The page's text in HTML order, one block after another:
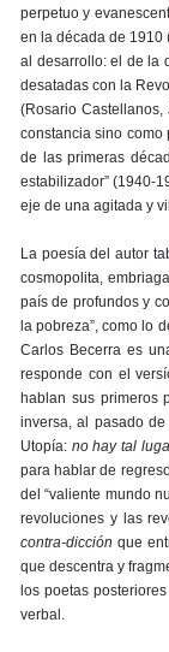
perpetuo y
en la década de 1910
al desarrollo: el de la
desatadas con la
(Rosario
constancia sino como
de las primeras
estabilizador” (1940-
eje de una agitada y
La poesía del autor
cosmopolita,
país de profundos y
la pobreza”, como lo
Carlos Becerra es
responde con el
hablan sus primeros
inversa, al pasado
Utopía: no hay tal
para hablar de
del “valiente mundo
revoluciones y las
contra-dicción que
que descentra y
los poetas
verbal.